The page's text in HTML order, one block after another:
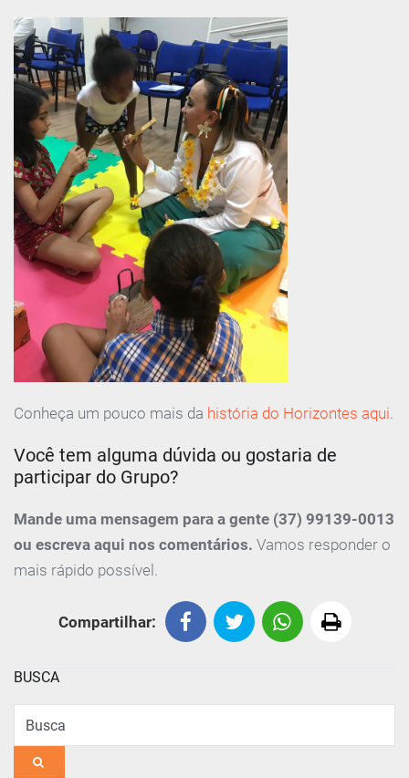
Conheça um pouco mais da história do Horizontes aqui.
Você tem alguma dúvida ou gostaria de
participar do Grupo?
Mande uma mensagem para a gente (37) 99139-0013
ou escreva aqui nos comentários. Vamos responder o
mais rápido possível.
Compartilhar:
BUSCA
Busca